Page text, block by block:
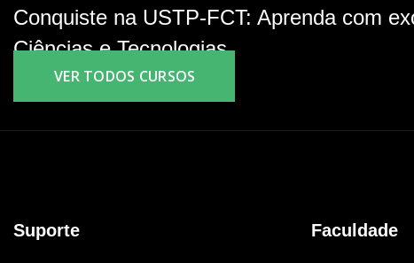
Conquiste na USTP-FCT: Aprenda com
Ciências e Tecnologias.
VER TODOS CURSOS
Suporte Faculdade